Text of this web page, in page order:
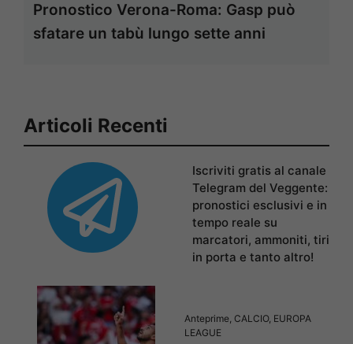
Pronostico Verona-Roma: Gasp può
sfatare un tabù lungo sette anni
Articoli Recenti
Iscriviti gratis al canale
Telegram del Veggente:
pronostici esclusivi e in
tempo reale su
marcatori, ammoniti, tiri
in porta e tanto altro!
Anteprime CALCIO, EUROPA
LEAGUE